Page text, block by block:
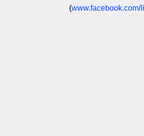
(www.facebook.com/